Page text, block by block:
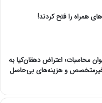
همراه را فتح کردند!
محاسبات؛ اعتراض دهقان‌کیا به
غیرمتخصص و هزینه‌های بی‌حاصل